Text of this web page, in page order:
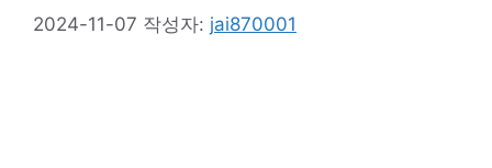
2024-11-07 작성자: jai870001